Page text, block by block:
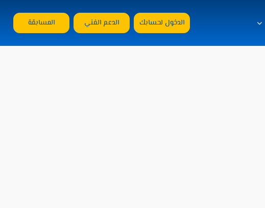
الدخول لحسابك الدعم الفني المسابقة